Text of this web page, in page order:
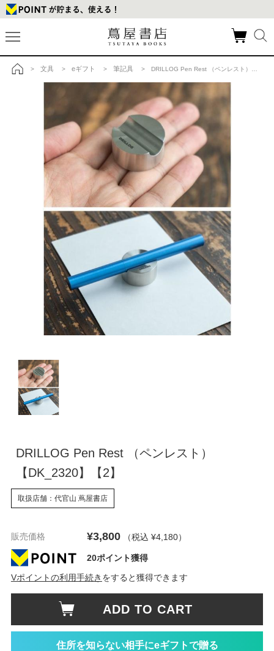
> 文具 > eギフト > 筆記具 > DRILLOG Pen Rest （ペンレスト）【DK_2320】【2】の商品詳細
DRILLOG Pen Rest （ペンレスト）
【DK_2320】【2】
取扱店舗：代官山 蔦屋書店
販売価格 ¥3,800 （税込 ¥4,180）
20ポイント獲得
Vポイントの利用手続き をすると獲得できます
ADD TO CART
住所を知らない相手にeギフトで贈る